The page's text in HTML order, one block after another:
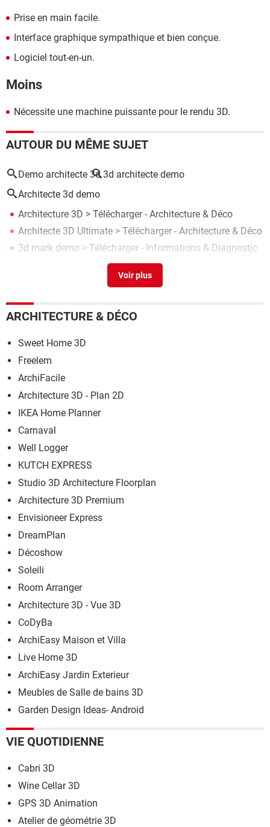
Prise en main facile.
Interface graphique sympathique et bien conçue.
Logiciel tout-en-un.
Moins
Nécessite une machine puissante pour le rendu 3D.
AUTOUR DU MÊME SUJET
Demo architecte 3d 3d architecte demo
Architecte 3d demo
Architecture 3D > Télécharger - Architecture & Déco
Architecte 3D Ultimate > Télécharger - Architecture & Déco
3d mark demo > Télécharger - Informations & Diagnostic
> Télécharger - 3D
> Télécharger - Thèmes & Fonds d'écran
ARCHITECTURE & DÉCO
Sweet Home 3D
Freelem
ArchiFacile
Architecture 3D - Plan 2D
IKEA Home Planner
Carnaval
Well Logger
KUTCH EXPRESS
Studio 3D Architecture Floorplan
Architecture 3D Premium
Envisioneer Express
DreamPlan
Décoshow
Soleili
Room Arranger
Architecture 3D - Vue 3D
CoDyBa
ArchiEasy Maison et Villa
Live Home 3D
ArchiEasy Jardin Exterieur
Meubles de Salle de bains 3D
Garden Design Ideas- Android
VIE QUOTIDIENNE
Cabri 3D
Wine Cellar 3D
GPS 3D Animation
Atelier de géométrie 3D